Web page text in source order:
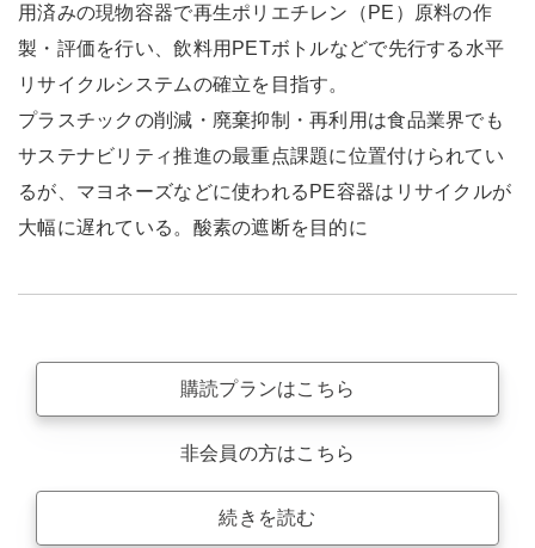
用済みの現物容器で再生ポリエチレン（PE）原料の作
製・評価を行い、飲料用PETボトルなどで先行する水平
リサイクルシステムの確立を目指す。
プラスチックの削減・廃棄抑制・再利用は食品業界でも
サステナビリティ推進の最重点課題に位置付けられてい
るが、マヨネーズなどに使われるPE容器はリサイクルが
大幅に遅れている。酸素の遮断を目的に
購読プランはこちら
非会員の方はこちら
続きを読む